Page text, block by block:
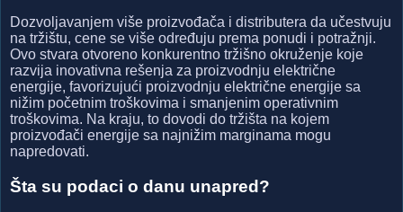
Dozvoljavanjem više proizvođača i distributera da učestvuju
na tržištu, cene se više određuju prema ponudi i potražnji.
Ovo stvara otvoreno konkurentno tržišno okruženje koje
razvija inovativna rešenja za proizvodnju električne
energije, favorizujući proizvodnju električne energije sa
nižim početnim troškovima i smanjenim operativnim
troškovima. Na kraju, to dovodi do tržišta na kojem
proizvođači energije sa najnižim marginama mogu
napredovati.
Šta su podaci o danu unapred?